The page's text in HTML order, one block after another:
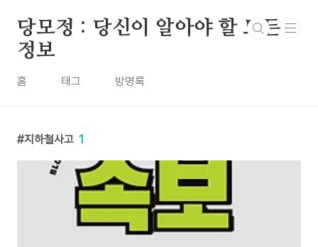
당모정 : 당신이 알아야 할 모든
정보
홈 태그 방명록
지하철사고 1